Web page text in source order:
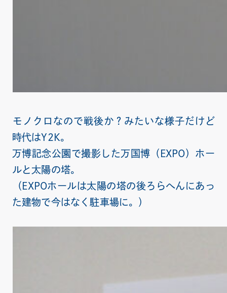
モノクロなので戦後か？みたいな様子だけど
時代はY2K。
万博記念公園で撮影した万国博（EXPO）ホー
ルと太陽の塔。
（EXPOホールは太陽の塔の後ろらへんにあっ
た建物で今はなく駐車場に。）